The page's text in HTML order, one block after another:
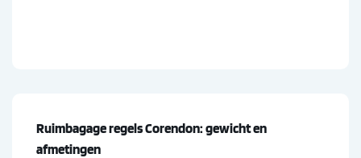
Ruimbagage regels Corendon: gewicht en
afmetingen